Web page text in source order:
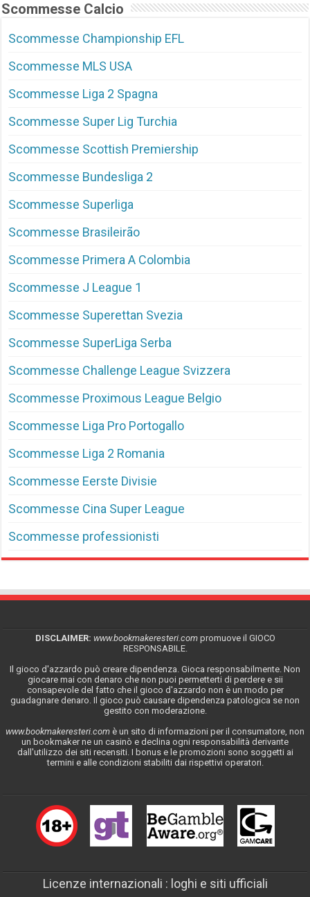
Scommesse Calcio
Scommesse Championship EFL
Scommesse MLS USA
Scommesse Liga 2 Spagna
Scommesse Super Lig Turchia
Scommesse Scottish Premiership
Scommesse Bundesliga 2
Scommesse Superliga
Scommesse Brasileirão
Scommesse Primera A Colombia
Scommesse J League 1
Scommesse Superettan Svezia
Scommesse SuperLiga Serba
Scommesse Challenge League Svizzera
Scommesse Proximous League Belgio
Scommesse Liga Pro Portogallo
Scommesse Liga 2 Romania
Scommesse Eerste Divisie
Scommesse Cina Super League
Scommesse professionisti
DISCLAIMER: www.bookmakeresteri.compromuove il GIOCO
RESPONSABILE.
Il gioco d'azzardo può creare dipendenza. Gioca responsabilmente. Non
giocare mai con denaro che non puoi permetterti di perdere e sii
consapevole del fatto che il gioco d'azzardo non è un modo per
guadagnare denaro. Il gioco può causare dipendenza patologica se non
gestito con moderazione.
www.bookmakeresteri.com è un sito di informazioni per il consumatore, non
un bookmaker ne un casinò e declina ogni responsabilità derivante
dall'utilizzo dei siti recensiti. I bonus e le promozioni sono soggetti ai
termini e alle condizioni stabiliti dai rispettivi operatori.
Licenze internazionali : loghi e siti ufficiali